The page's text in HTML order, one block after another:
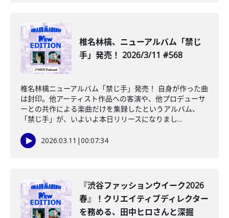
椎名林檎、ニューアルバム「禁じ
手」発売！ 2026/3/11 #568
椎名林檎ニューアルバム「禁じ手」発売！ 自身が作った曲
は封印。他アーティスト作品への客演や、他プロデューサ
ーとの共作による楽曲だけを集録したというアルバム、
「禁じ手」が、いよいよ本日リリースになりまし...
2026.03.11 |00:07:34
『渋谷ファッションウイーク2026
春』！クリエイティブディレクター
を務める、田中ヒロさんと深掘